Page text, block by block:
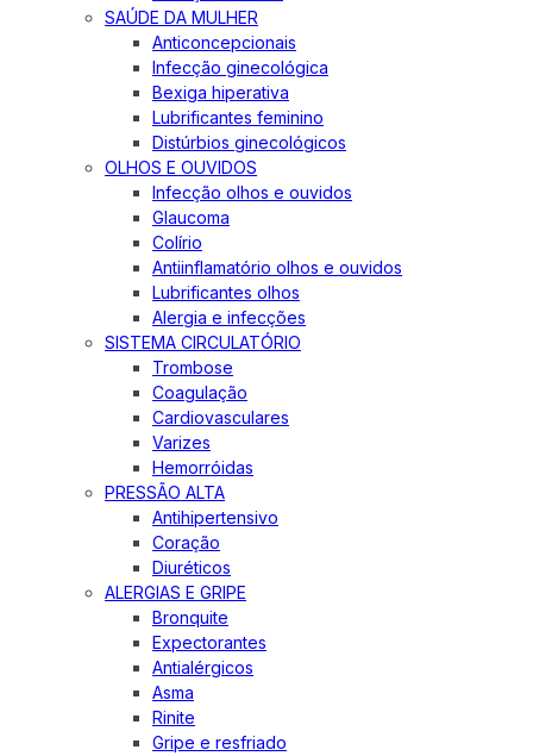
SAÚDE DA MULHER
Anticoncepcionais
Infecção ginecológica
Bexiga hiperativa
Lubrificantes feminino
Distúrbios ginecológicos
OLHOS E OUVIDOS
Infecção olhos e ouvidos
Glaucoma
Colírio
Antiinflamatório olhos e ouvidos
Lubrificantes olhos
Alergia e infecções
SISTEMA CIRCULATÓRIO
Trombose
Coagulação
Cardiovasculares
Varizes
Hemorróidas
PRESSÃO ALTA
Antihipertensivo
Coração
Diuréticos
ALERGIAS E GRIPE
Bronquite
Expectorantes
Antialérgicos
Asma
Rinite
Gripe e resfriado